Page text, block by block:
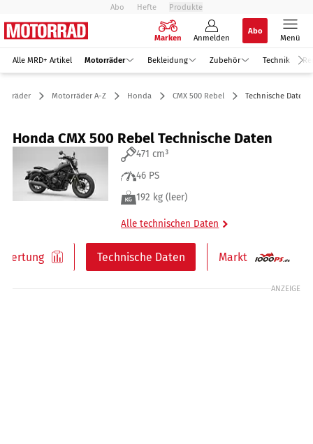
Abo Hefte Produkte
Marken Anmelden
Abo
Menü
Alle MRD+ Artikel Motorräder Bekleidung Zubehör Technik
Motorräder A-Z Honda CMX 500 Rebel Technische Daten
Honda CMX 500 Rebel Technische Daten
471 cm³
46 PS
192 kg (leer)
Alle technischen Daten
Technische Daten Markt
ANZEIGE